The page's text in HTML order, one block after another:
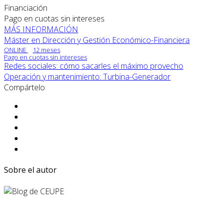
Financiación
Pago en cuotas sin intereses
MÁS INFORMACIÓN
Máster en Dirección y Gestión Económico-Financiera
ONLINE
12 meses
Pago en cuotas sin intereses
Redes sociales: cómo sacarles el máximo provecho
Operación y mantenimiento: Turbina-Generador
Compártelo
Sobre el autor